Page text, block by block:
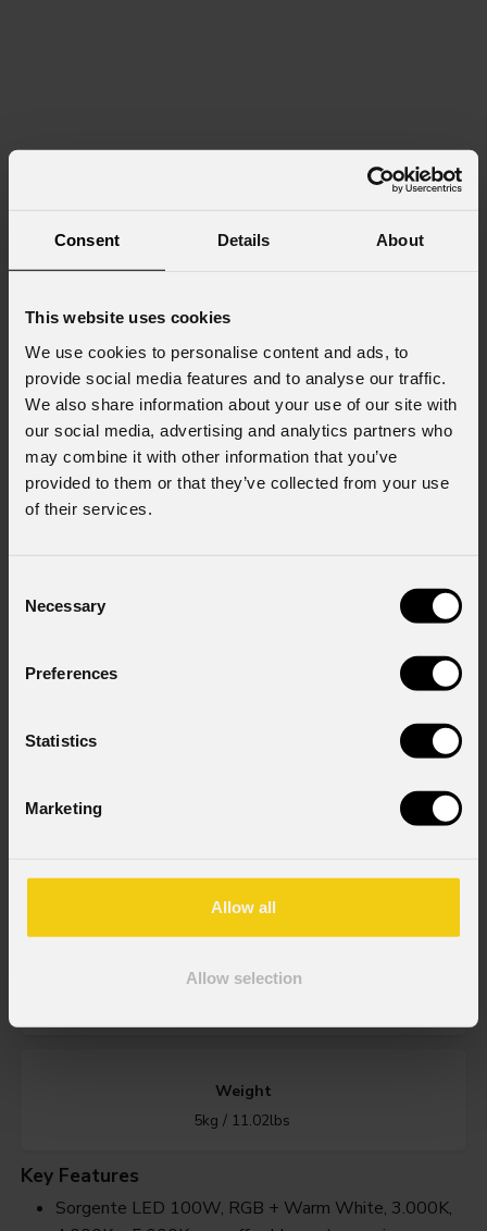
Consent Details About
This website uses cookies
We use cookies to personalise content and ads, to
provide social media features and to analyse our traffic.
We also share information about your use of our site with
our social media, advertising and analytics partners who
may combine it with other information that you’ve
provided to them or that they’ve collected from your use
of their services.
Selection
Necessary
Preferences
Statistics
Marketing
Allow all
Allow selection
IP rating
Weight
5kg / 11.02lbs
Key Features
Sorgente LED 100W, RGB + Warm White, 3.000K,